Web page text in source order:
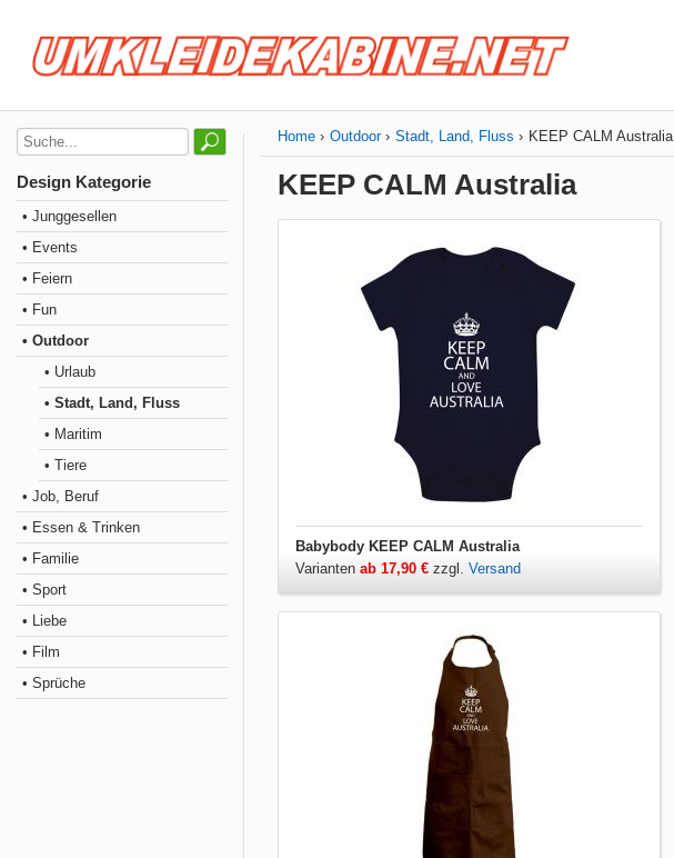
Design Kategorie
• Junggesellen
• Events
• Feiern
• Fun
• Outdoor
• Urlaub
• Stadt, Land, Fluss
• Maritim
• Tiere
• Job, Beruf
• Essen & Trinken
• Familie
• Sport
• Liebe
• Film
• Sprüche
Home Outdoor Stadt, Land, Fluss KEEP CALM Australia
KEEP CALM Australia
Babybody KEEP CALM Australia
Varianten ab 17,90 € zzgl. Versand